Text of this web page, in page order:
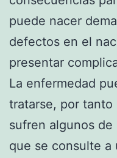
puede nacer
defectos en el
presentar
La enfermedad
tratarse, por tanto
sufren algunos
que se consulte a